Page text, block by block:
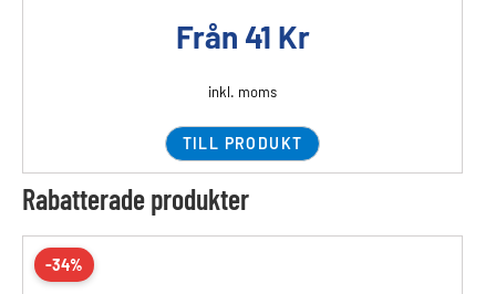
Från 41 Kr
inkl. moms
TILL PRODUKT
Rabatterade produkter
-34%